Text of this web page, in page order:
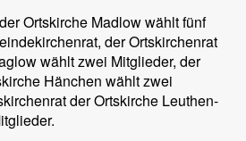
Ortskirche Madlow wählt fünf
der Ortskirchenrat
wählt zwei Mitglieder, der
Hänchen wählt zwei
der Ortskirche Leuthen-